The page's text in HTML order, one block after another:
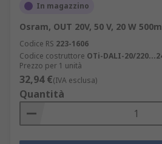
In magazzino
Osram, OUT 20V, 50 V, 20 W
Codice RS 223-1606
Codice costruttore OTi-DALI-20/
Prezzo per 1 unità
32,94 €(IVA esclusa)
Quantità